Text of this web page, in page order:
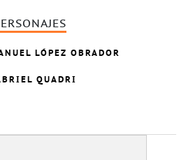
LÓPEZ OBRADOR
QUADRI